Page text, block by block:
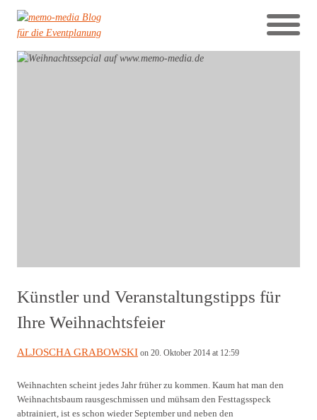
Künstler und Veranstaltungstipps für
Ihre Weihnachtsfeier
ALJOSCHA GRABOWSKI on 20. Oktober 2014 at 12:59
Weihnachten scheint jedes Jahr früher zu kommen. Kaum hat man den
Weihnachtsbaum rausgeschmissen und mühsam den Festtagsspeck
abtrainiert, ist es schon wieder September und neben den